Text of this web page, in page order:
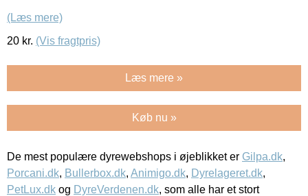
(Læs mere)
20 kr. (Vis fragtpris)
Læs mere »
Køb nu »
De mest populære dyrewebshops i øjeblikket er Gilpa.dk,
Porcani.dk, Bullerbox.dk, Animigo.dk, Dyrelageret.dk,
PetLux.dk og DyreVerdenen.dk, som alle har et stort